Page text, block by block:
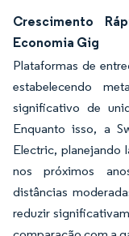
Crescimento
Economia Gig
Plataformas de
estabelecendo
significativo de
Enquanto isso, a
Electric, planejando
nos próximos
distâncias
reduzir